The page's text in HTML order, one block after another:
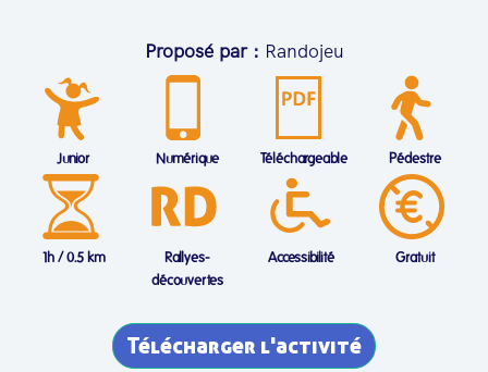
Proposé par : Randojeu
Junior Numérique Téléchargeable Pédestre
1h / 0.5 km
Rallyes-
découvertes
Accessibilité Gratuit
Télécharger l'activité